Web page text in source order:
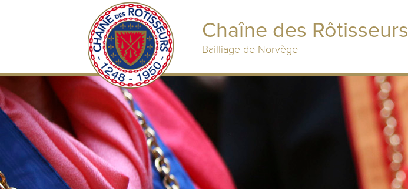
Chaîne des Rôtisseurs
Bailliage de Norvège